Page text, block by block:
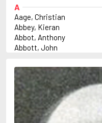
A
Aage, Christian
Abbey, Kieran
Abbot, Anthony
Abbott, John
Abrahams, Peter (f. 1947)
Abrahamson, Emmy
Adams, Douglas
Adams, Herbert
Adams, Jane
Adler-Olsen, Jussi